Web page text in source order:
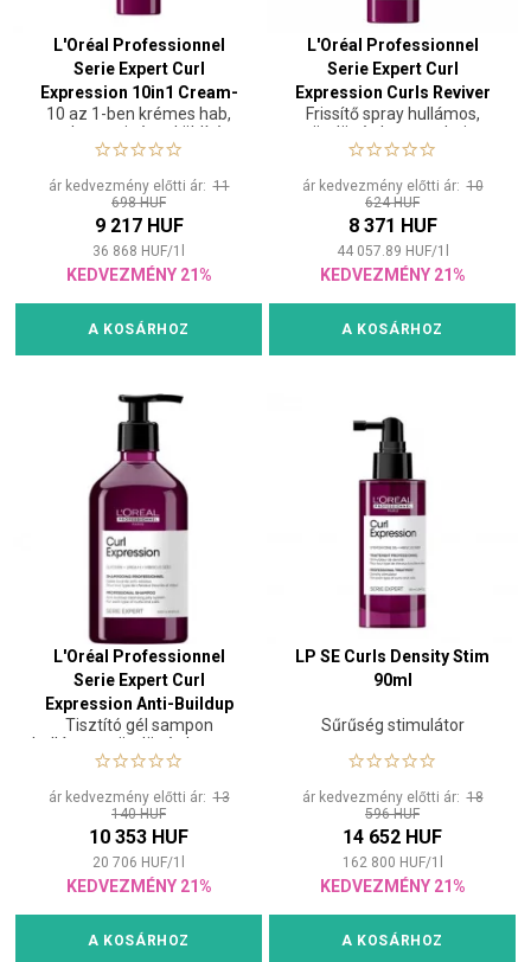
L'Oréal Professionnel
Serie Expert Curl
Expression 10in1 Cream-
in-Mousse 250 ml
10 az 1-ben krémes hab,
amely nem igényel öblítést,
hullámos, göndör és göndör
ár kedvezmény előtti ár:11
698 HUF
9 217 HUF
36 868 HUF/1
KEDVEZMÉNY 21%
A KOSÁRHOZ
L'Oréal Professionnel
Serie Expert Curl
Expression Curls Reviver
Leave-In 190 ml
Frissítő spray hullámos,
göndör és kreppes hajra
ár kedvezmény előtti ár:10
624 HUF
8 371 HUF
44 057.89 HUF/1
KEDVEZMÉNY 21%
A KOSÁRHOZ
L'Oréal Professionnel
Serie Expert Curl
Expression Anti-Buildup
Cleansing Jelly 500 ml
Tisztító gél sampon
hullámos, göndör és kreppes
hajra
ár kedvezmény előtti ár:13
140 HUF
10 353 HUF
20 706 HUF/1
KEDVEZMÉNY 21%
A KOSÁRHOZ
LP SE Curls Density Stim
90ml
Sűrűség stimulátor
ár kedvezmény előtti ár:18
596 HUF
14 652 HUF
162 800 HUF/1
KEDVEZMÉNY 21%
A KOSÁRHOZ